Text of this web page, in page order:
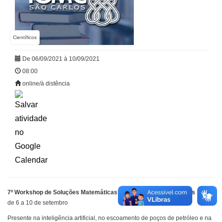
Científicos
De 06/09/2021 à 10/09/2021
08:00
online/à distência
7º Workshop de Soluções Matemáticas para Problemas Industriais
de 6 a 10 de setembro
Presente na inteligência artificial, no escoamento de poços de petróleo e na